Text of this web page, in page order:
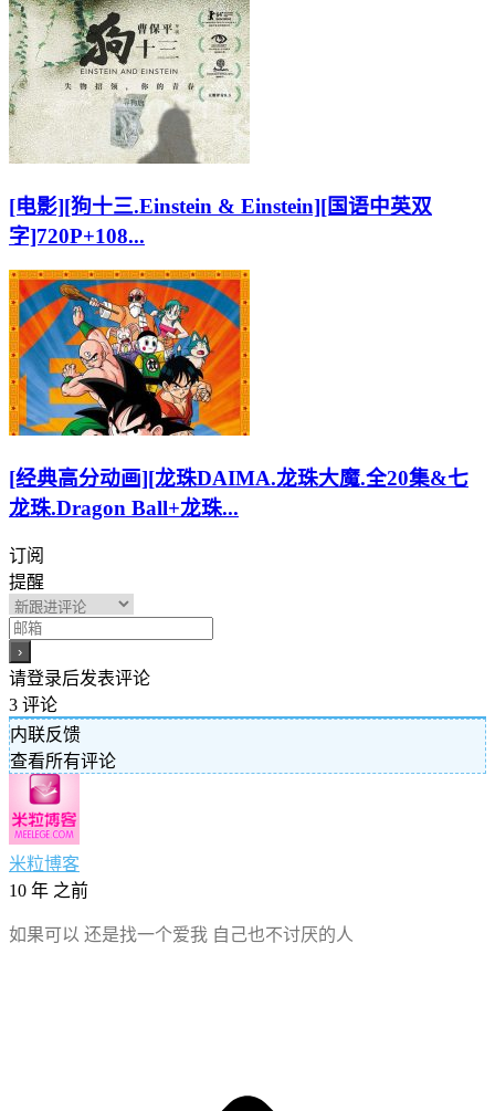
[电影][狗十三.Einstein & Einstein][国语中英双
字]720P+108...
[经典高分动画][龙珠DAIMA.龙珠大魔.全20集&七
龙珠.Dragon Ball+龙珠...
订阅
提醒
请登录后发表评论
3 评论
内联反馈
查看所有评论
米粒博客
10 年 之前
如果可以 还是找一个爱我 自己也不讨厌的人